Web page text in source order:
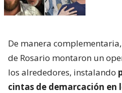
De manera
de Rosario montaron un
los alrededores, instalando
cintas de demarcación en